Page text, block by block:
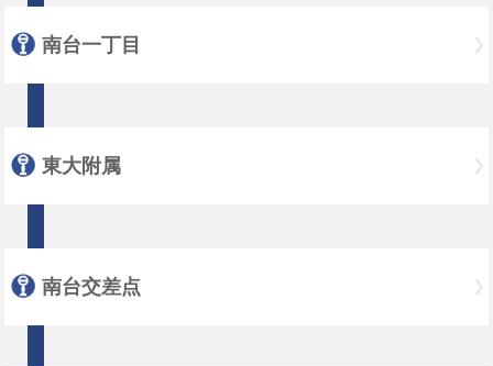
南台一丁目
東大附属
南台交差点